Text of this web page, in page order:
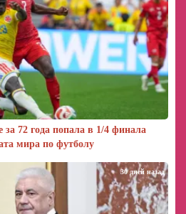
72 года попала в 1/4 финала
мира по футболу
30 дней назад